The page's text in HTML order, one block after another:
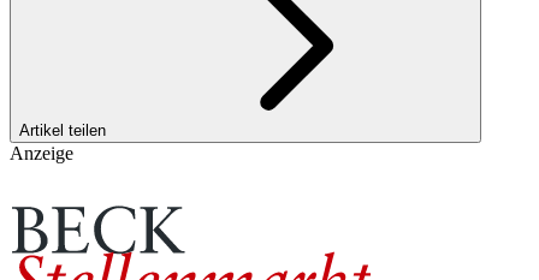
Artikel teilen
Anzeige